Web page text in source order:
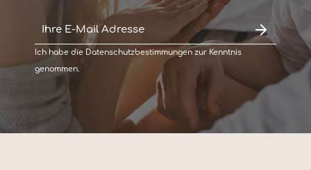
Ich habe die Datenschutzbestimmungen zur Kenntnis
genommen.